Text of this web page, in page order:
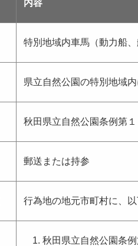
内容
特別地域内車馬（動力船
県立自然公園の特別地域
秋田県立自然公園条例第
郵送または持参
行為地の地元市町村に、
秋田県立自然公園条